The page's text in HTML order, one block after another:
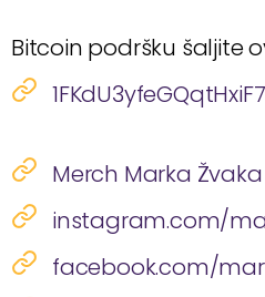
Bitcoin podršku šaljite
Merch Marka Žvaka
instagram.com/
facebook.com/